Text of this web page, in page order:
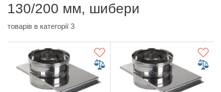
130/200 мм, шибери
товарів в категорії 3